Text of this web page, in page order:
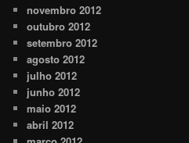
novembro 2012
outubro 2012
setembro 2012
agosto 2012
julho 2012
junho 2012
maio 2012
abril 2012